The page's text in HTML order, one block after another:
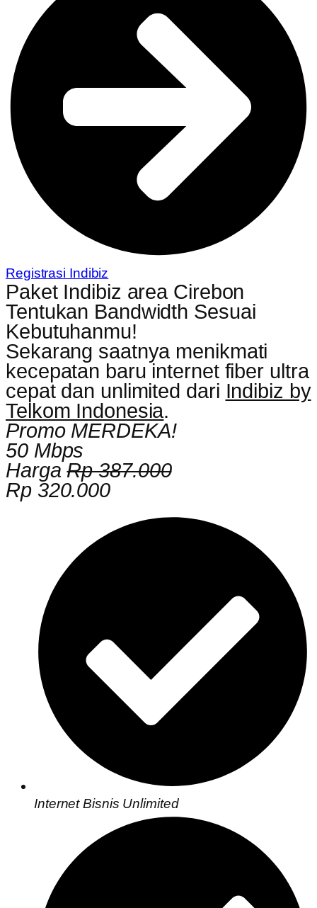
Registrasi Indibiz
Paket Indibiz area Cirebon
Tentukan Bandwidth Sesuai
Kebutuhanmu!
Sekarang saatnya menikmati
kecepatan baru internet fiber ultra
cepat dan unlimited dari Indibiz by
Telkom Indonesia.
Promo MERDEKA!
50 Mbps
HargaRp 387.000
Rp 320.000
Internet Bisnis Unlimited